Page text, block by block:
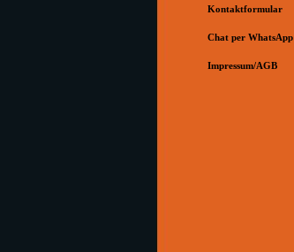
Kontaktformular
Chat per WhatsApp
Impressum/AGB